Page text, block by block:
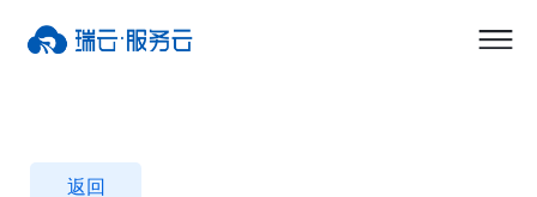
返回